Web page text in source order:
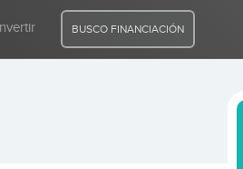
BUSCO FINANCIACIÓN